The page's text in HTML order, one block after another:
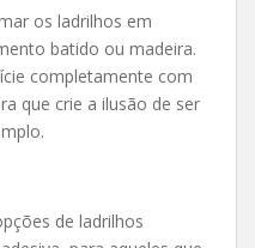
os ladrilhos em
batido ou madeira.
completamente com
que crie a ilusão de ser
de ladrilhos